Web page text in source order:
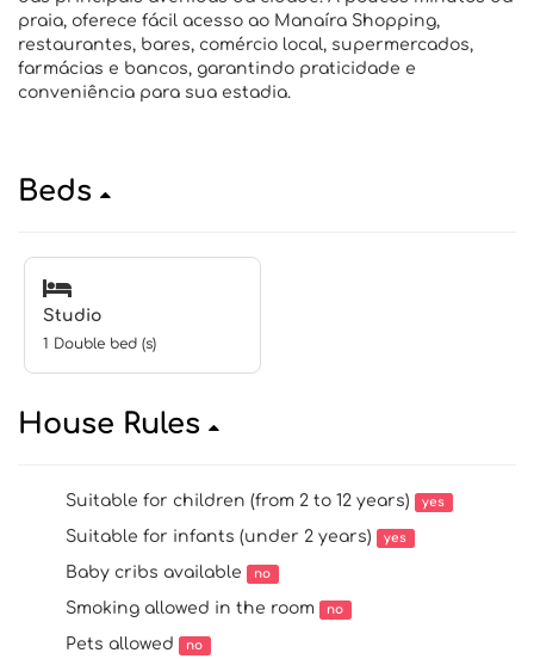
praia, oferece fácil acesso ao Manaíra Shopping,
restaurantes, bares, comércio local, supermercados,
farmácias e bancos, garantindo praticidade e
conveniência para sua estadia.
Beds
Studio
1 Double bed (s)
House Rules
Suitable for children (from 2 to 12 years) yes
Suitable for infants (under 2 years) yes
Baby cribs available no
Smoking allowed in the room no
Pets allowed no